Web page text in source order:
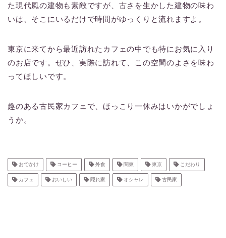
た現代風の建物も素敵ですが、古さを生かした建物の味わ
いは、そこにいるだけで時間がゆっくりと流れますよ。
東京に来てから最近訪れたカフェの中でも特にお気に入り
のお店です。ぜひ、実際に訪れて、この空間のよさを味わ
ってほしいです。
趣のある古民家カフェで、ほっこり一休みはいかがでしょ
うか。
おでかけ コーヒー 外食 関東 東京 こだわり
カフェ おいしい 隠れ家 オシャレ 古民家